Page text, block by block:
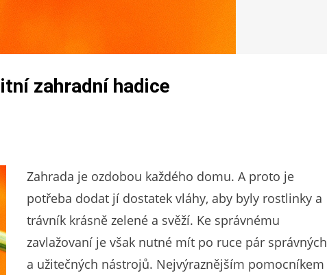
zahradní hadice
Zahrada je ozdobou každého domu. A proto je
potřeba dodat jí dostatek vláhy, aby byly rostlinky a
trávník krásně zelené a svěží. Ke správnému
zavlažovaní je však nutné mít po ruce pár správných
a užitečných nástrojů. Nejvýraznějším pomocníkem